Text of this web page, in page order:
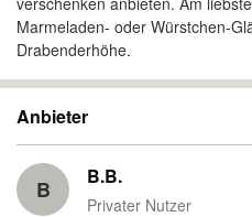
Marmeladen- oder Würstchen-
Drabenderhöhe.
Anbieter
B B.B.
Privater Nutzer